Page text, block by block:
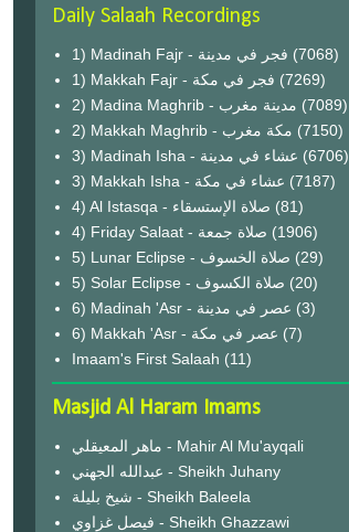
Daily Salaah Recordings
1) Madinah Fajr - فجر في مدينة (7068)
1) Makkah Fajr - فجر في مكة (7269)
2) Madina Maghrib - مدينة مغرب (7089)
2) Makkah Maghrib - مكة مغرب (7150)
3) Madinah Isha - عشاء في مدينة (6706)
3) Makkah Isha - عشاء في مكة (7187)
4) Al Istasqa - صلاة الإستسقاء (81)
4) Friday Salaat - صلاة جمعة (1906)
5) Lunar Eclipse - صلاة الخسوف (29)
(20)
6) Madinah 'Asr - عصر في مدينة (3)
6) Makkah 'Asr - عصر في مكة (7)
Imaam's First Salaah (11)
Masjid Al Haram Imams
ماهر المعيقلي - Mahir Al Mu'ayqali
عبدالله الجهني - Sheikh Juhany
شيخ بليلة - Sheikh Baleela
فيصل غزاوي - Sheikh Ghazzawi